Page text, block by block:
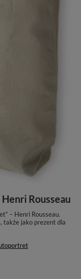
Rousseau
– Henri Rousseau.
także jako prezent dla